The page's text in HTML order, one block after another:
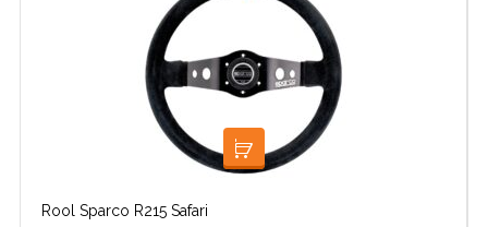
LISA KORVI
Rool Sparco R215 Safari